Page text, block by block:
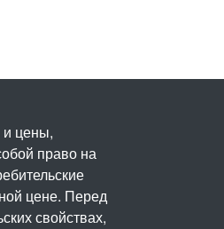
цены,
право на
цене. Перед
свойствах,